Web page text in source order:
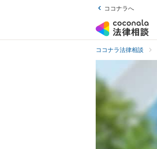
ココナラへ
ココナラ法律相談